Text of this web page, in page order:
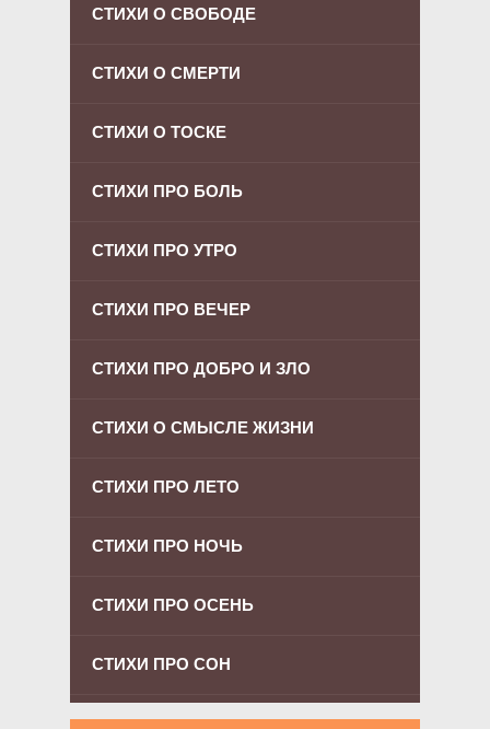
СТИХИ О СВОБОДЕ
СТИХИ О СМЕРТИ
СТИХИ О ТОСКЕ
СТИХИ ПРО БОЛЬ
СТИХИ ПРО УТРО
СТИХИ ПРО ВЕЧЕР
СТИХИ ПРО ДОБРО И ЗЛО
СТИХИ О СМЫСЛЕ ЖИЗНИ
СТИХИ ПРО ЛЕТО
СТИХИ ПРО НОЧЬ
СТИХИ ПРО ОСЕНЬ
СТИХИ ПРО СОН